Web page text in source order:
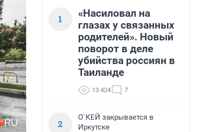
1
«Насиловал на
глазах у связанных
родителей». Новый
поворот в деле
убийства россиян в
Таиланде
13 424 7
2
О`КЕЙ закрывается в
Иркутске